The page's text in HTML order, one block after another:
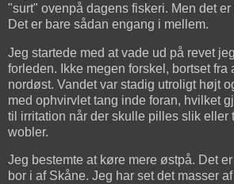
"surt" ovenpå dagens fiskeri. Men det
Det er bare sådan engang i mellem.
Jeg startede med at vade ud på revet
forleden. Ikke megen forskel, bortset fra
nordøst. Vandet var stadig utroligt højt
med ophvirvlet tang inde foran, hvilket
til irritation når der skulle pilles slik eller
wobler.
Jeg bestemte at køre mere østpå. Det
bor i af Skåne. Jeg har set det masser